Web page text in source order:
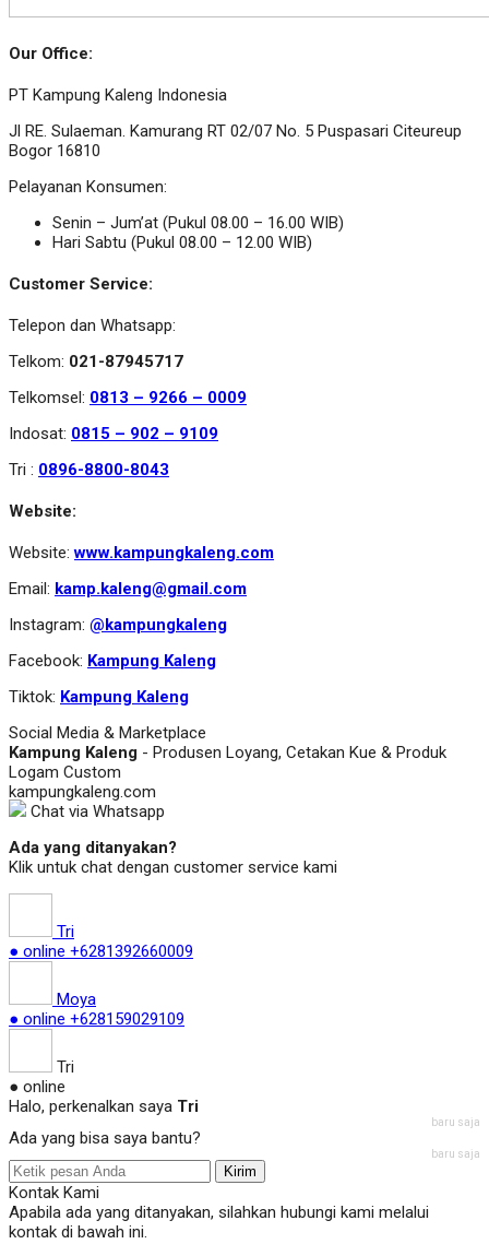
Our Office:
PT Kampung Kaleng Indonesia
Jl RE. Sulaeman. Kamurang RT 02/07 No. 5 Puspasari Citeureup
Bogor 16810
Pelayanan Konsumen:
Senin – Jum’at (Pukul 08.00 – 16.00 WIB)
Hari Sabtu (Pukul 08.00 – 12.00 WIB)
Customer Service:
Telepon dan Whatsapp:
Telkom: 021-87945717
Telkomsel: 0813 – 9266 – 0009
Indosat: 0815 – 902 – 9109
Tri : 0896-8800-8043
Website:
Website:www.kampungkaleng.com
Email: kamp.kaleng@gmail.com
Instagram: @kampungkaleng
Facebook: Kampung Kaleng
Tiktok: Kampung Kaleng
Social Media & Marketplace
Kampung Kaleng - Produsen Loyang, Cetakan Kue & Produk
Logam Custom
kampungkaleng.com
Chat via Whatsapp
Ada yang ditanyakan?
Klik untuk chat dengan customer service kami
Tri
● online +6281392660009
Moya
● online +628159029109
Tri
● online
Halo, perkenalkan saya Tri
baru saja
Ada yang bisa saya bantu?
baru saja
Kirim
Kontak Kami
Apabila ada yang ditanyakan, silahkan hubungi kami melalui
kontak di bawah ini.